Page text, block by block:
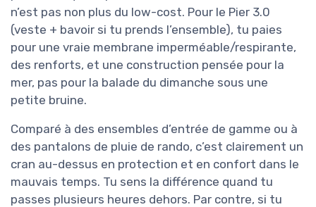
n’est pas non plus du low-cost. Pour le Pier 3.0
(veste + bavoir si tu prends l’ensemble), tu paies
pour une vraie membrane imperméable/respirante,
des renforts, et une construction pensée pour la
mer, pas pour la balade du dimanche sous une
petite bruine.
Comparé à des ensembles d’entrée de gamme ou à
des pantalons de pluie de rando, c’est clairement un
cran au-dessus en protection et en confort dans le
mauvais temps. Tu sens la différence quand tu
passes plusieurs heures dehors. Par contre, si tu